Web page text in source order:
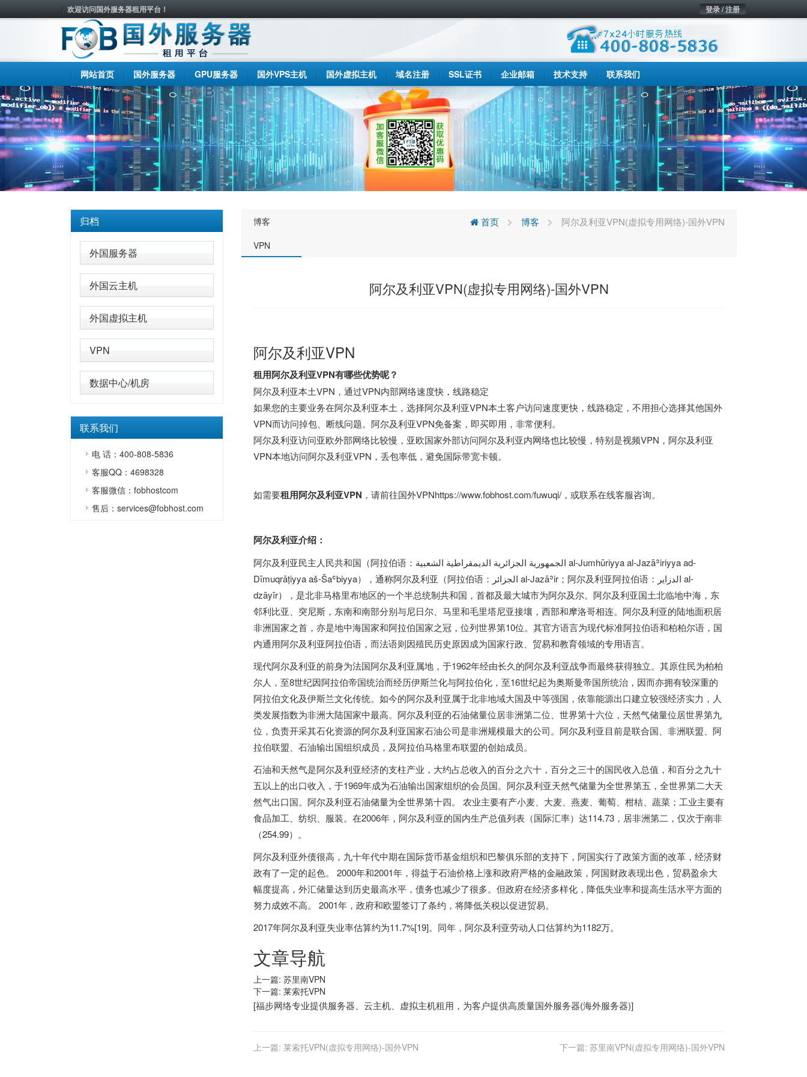
欢迎访问国外服务器租用平台！ 登录 / 注册
网站首页 国外服务器 GPU服务器 国外VPS主机 国外虚拟主机 域名注册 SSL证书 企业邮箱 技术支持 联系我们
归档
外国服务器
外国云主机
外国虚拟主机
VPN
数据中心/机房
联系我们
电 话：400-808-5836
客服QQ：4698328
客服微信：fobhostcom
售后：services@fobhost.com
博客
VPN
首页 博客 阿尔及利亚VPN(虚拟专用网络)-国外VPN
阿尔及利亚VPN(虚拟专用网络)-国外VPN
阿尔及利亚VPN
租用阿尔及利亚VPN有哪些优势呢？
阿尔及利亚本土VPN，通过VPN内部网络速度快，线路稳定
如果您的主要业务在阿尔及利亚本土，选择阿尔及利亚VPN本土客户访问速度更快，线路稳定，不用担心选择其他国外
VPN而访问掉包、断线问题。阿尔及利亚VPN免备案，即买即用，非常便利。
阿尔及利亚访问亚欧外部网络比较慢，亚欧国家外部访问阿尔及利亚内网络也比较慢，特别是视频VPN，阿尔及利亚
VPN本地访问阿尔及利亚VPN，丢包率低，避免国际带宽卡顿。
如需要租用阿尔及利亚VPN ，请前往国外VPNhttps://www.fobhost.com/fuwuqi/ ，或联系在线客服咨询。
阿尔及利亚介绍：
阿尔及利亚民主人民共和国（阿拉伯语：الجمهورية الجزائرية الديمقراطية الشعبية‎‎ al-Jumhūriyya al-Jazāʾiriyya ad-
Dīmuqrāṭiyya aš-Šaʿbiyya），通称阿尔及利亚（阿拉伯语：الجزائر‎‎ al-Jazāʾir；阿尔及利亚阿拉伯语：الدزاير‎‎ al-
dzāyīr），是北非马格里布地区的一个半总统制共和国，首都及最大城市为阿尔及尔。阿尔及利亚国土北临地中海，东
邻利比亚、突尼斯，东南和南部分别与尼日尔、马里和毛里塔尼亚接壤，西部和摩洛哥相连。阿尔及利亚的陆地面积居
非洲国家之首，亦是地中海国家和阿拉伯国家之冠，位列世界第10位。其官方语言为现代标准阿拉伯语和柏柏尔语，国
内通用阿尔及利亚阿拉伯语，而法语则因殖民历史原因成为国家行政、贸易和教育领域的专用语言。
现代阿尔及利亚的前身为法国阿尔及利亚属地，于1962年经由长久的阿尔及利亚战争而最终获得独立。其原住民为柏柏
尔人，至8世纪因阿拉伯帝国统治而经历伊斯兰化与阿拉伯化，至16世纪起为奥斯曼帝国所统治，因而亦拥有较深重的
阿拉伯文化及伊斯兰文化传统。如今的阿尔及利亚属于北非地域大国及中等强国，依靠能源出口建立较强经济实力，人
类发展指数为非洲大陆国家中最高。阿尔及利亚的石油储量位居非洲第二位、世界第十六位，天然气储量位居世界第九
位，负责开采其石化资源的阿尔及利亚国家石油公司是非洲规模最大的公司。阿尔及利亚目前是联合国、非洲联盟、阿
拉伯联盟、石油输出国组织成员，及阿拉伯马格里布联盟的创始成员。
石油和天然气是阿尔及利亚经济的支柱产业，大约占总收入的百分之六十，百分之三十的国民收入总值，和百分之九十
五以上的出口收入，于1969年成为石油输出国家组织的会员国。阿尔及利亚天然气储量为全世界第五，全世界第二大天
然气出口国。阿尔及利亚石油储量为全世界第十四。 农业主要有产小麦、大麦、燕麦、葡萄、柑桔、蔬菜；工业主要有
食品加工、纺织、服装。在2006年，阿尔及利亚的国内生产总值列表（国际汇率）达114.73，居非洲第二，仅次于南非
（254.99）。
阿尔及利亚外债很高，九十年代中期在国际货币基金组织和巴黎俱乐部的支持下，阿国实行了政策方面的改革，经济财
政有了一定的起色。 2000年和2001年，得益于石油价格上涨和政府严格的金融政策，阿国财政表现出色，贸易盈余大
幅度提高，外汇储量达到历史最高水平，债务也减少了很多。但政府在经济多样化，降低失业率和提高生活水平方面的
努力成效不高。 2001年，政府和欧盟签订了条约，将降低关税以促进贸易。
2017年阿尔及利亚失业率估算约为11.7%[19]。同年，阿尔及利亚劳动人口估算约为1182万。
文章导航
上一篇: 苏里南VPN
下一篇: 莱索托VPN
[福步网络专业提供服务器 云主机 虚拟主机租用，为客户提供高质量国外服务器(海外服务器)]
上一篇: 莱索托VPN(虚拟专用网络)-国外VPN 下一篇: 苏里南VPN(虚拟专用网络)-国外VPN